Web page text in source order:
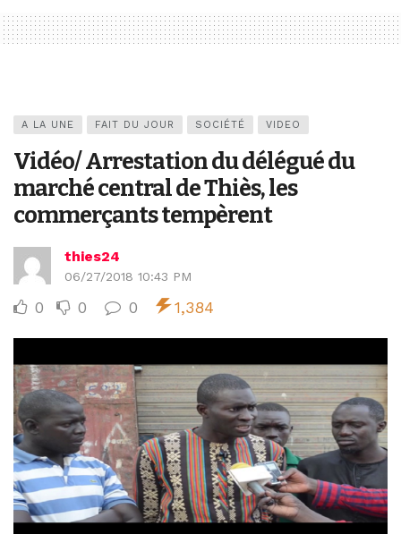
A LA UNE FAIT DU JOUR SOCIÉTÉ VIDEO
Vidéo/ Arrestation du délégué du
marché central de Thiès, les
commerçants tempèrent
thies24
06/27/2018 10:43 PM
0 0 0 1,384